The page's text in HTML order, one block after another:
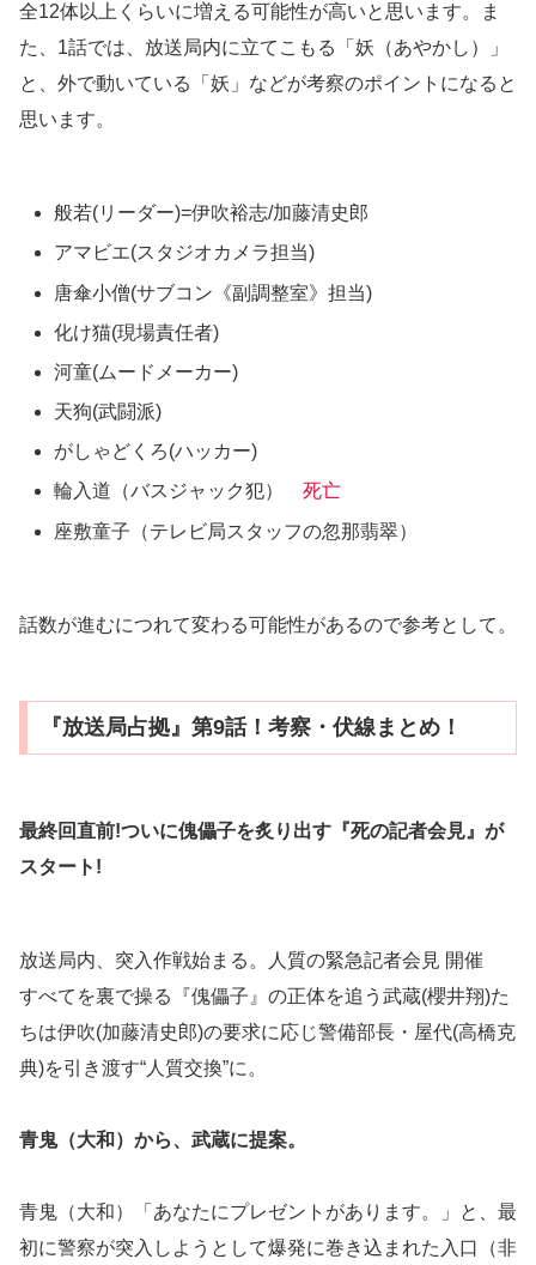
全12体以上くらいに増える可能性が高いと思います。ま
た、1話では、放送局内に立てこもる「妖（あやかし）」
と、外で動いている「妖」などが考察のポイントになると
思います。
般若(リーダー)=伊吹裕志/加藤清史郎
アマビエ(スタジオカメラ担当)
唐傘小僧(サブコン《副調整室》担当)
化け猫(現場責任者)
河童(ムードメーカー)
天狗(武闘派)
がしゃどくろ(ハッカー)
輪入道（バスジャック犯）死亡
座敷童子（テレビ局スタッフの忽那翡翠）
話数が進むにつれて変わる可能性があるので参考として。
『放送局占拠』第9話！考察・伏線まとめ！
最終回直前!ついに傀儡子を炙り出す『死の記者会見』が
スタート!
放送局内、突入作戦始まる。人質の緊急記者会見 開催
すべてを裏で操る『傀儡子』の正体を追う武蔵(櫻井翔)た
ちは伊吹(加藤清史郎)の要求に応じ警備部長・屋代(高橋克
典)を引き渡す“人質交換”に。
青鬼（大和）から、武蔵に提案。
青鬼（大和）「あなたにプレゼントがあります。」と、最
初に警察が突入しようとして爆発に巻き込まれた入口（非